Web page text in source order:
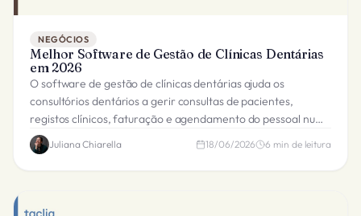
NEGÓCIOS
Melhor Software de Gestão de Clínicas Dentárias
em 2026
O software de gestão de clínicas dentárias ajuda os
consultórios dentários a gerir consultas de pacientes,
registos clínicos, faturação e agendamento do pessoal num
único sistema.
Juliana Chiarella 18/06/2026 6 min de leitura